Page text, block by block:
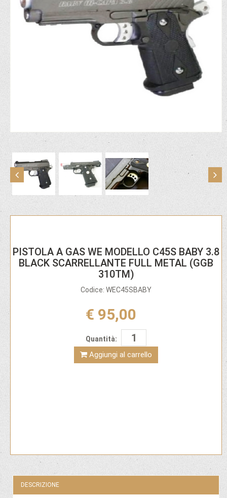
PISTOLA A GAS WE MODELLO C45S BABY 3.8
BLACK SCARRELLANTE FULL METAL (GGB
310TM)
Codice: WEC45SBABY
€ 95,00
Quantità:
Aggiungi al carrello
DESCRIZIONE